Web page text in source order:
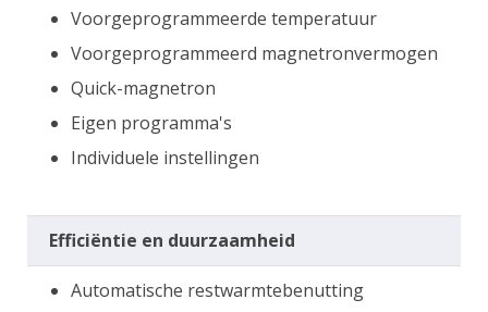
Voorgeprogrammeerde temperatuur
Voorgeprogrammeerd magnetronvermogen
Quick-magnetron
Eigen programma's
Individuele instellingen
Efficiëntie en duurzaamheid
Automatische restwarmtebenutting